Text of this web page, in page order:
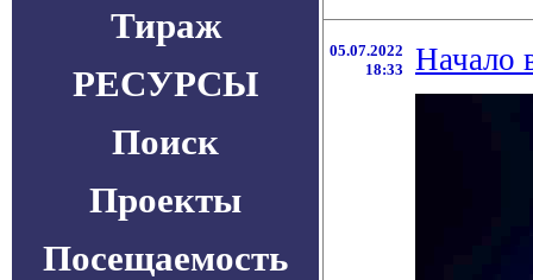
Тираж
РЕСУРСЫ
Поиск
Проекты
Посещаемость
05.07.2022
18:33
Начало